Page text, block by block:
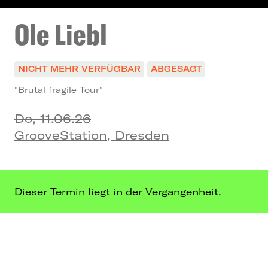
Ole Liebl
NICHT MEHR VERFÜGBAR
ABGESAGT
"Brutal fragile Tour"
Do, 11.06.26
GrooveStation, Dresden
Dieser Termin liegt in der Vergangenheit.